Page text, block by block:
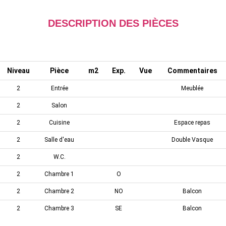
DESCRIPTION DES PIÈCES
Niveau Pièce m2 Exp. Vue Commentaires
2 Entrée Meublée
2 Salon
2 Cuisine Espace repas
2 Salle d'eau Double Vasque
2 W.C.
2 Chambre 1 O
2 Chambre 2 NO Balcon
2 Chambre 3 SE Balcon